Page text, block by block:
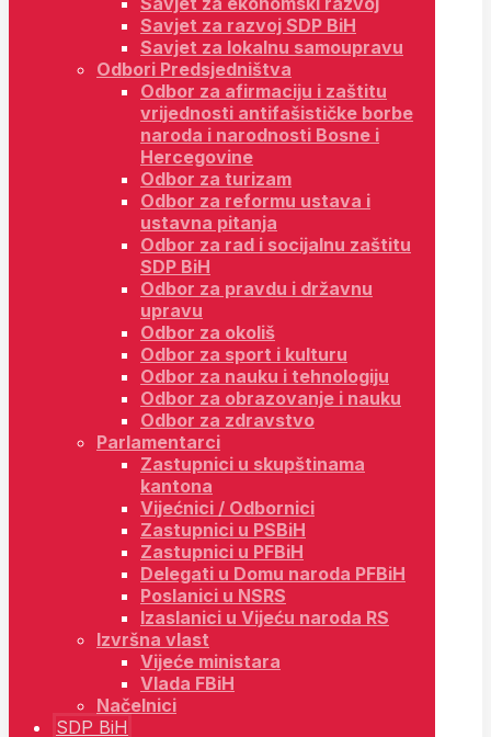
Savjet za razvoj SDP BiH
Savjet za lokalnu samoupravu
Odbori Predsjedništva
Odbor za afirmaciju i zaštitu
vrijednosti antifašističke borbe
naroda i narodnosti Bosne i
Hercegovine
Odbor za turizam
Odbor za reformu ustava i
ustavna pitanja
Odbor za rad i socijalnu zaštitu
SDP BiH
Odbor za pravdu i državnu
upravu
Odbor za okoliš
Odbor za sport i kulturu
Odbor za nauku i tehnologiju
Odbor za obrazovanje i nauku
Odbor za zdravstvo
Parlamentarci
Zastupnici u skupštinama
kantona
Vijećnici / Odbornici
Zastupnici u PSBiH
Zastupnici u PFBiH
Delegati u Domu naroda PFBiH
Poslanici u NSRS
Izaslanici u Vijeću naroda RS
Izvršna vlast
Vijeće ministara
Vlada FBiH
Načelnici
SDP BiH